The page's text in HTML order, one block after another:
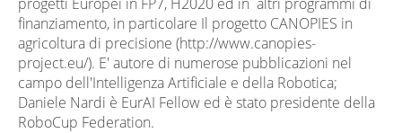
finanziamento, in particolare Il progetto CANOPIES in
agricoltura di precisione (http://www.canopies-
project.eu/). E' autore di numerose pubblicazioni nel
campo dell'Intelligenza Artificiale e della Robotica;
Daniele Nardi è EurAI Fellow ed è stato presidente della
RoboCup Federation.